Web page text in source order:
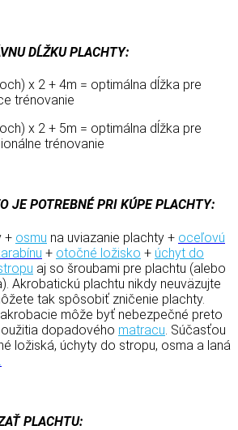
DĹŽKU PLACHTY:
x 2 + 4m = optimálna dĺžka pre
trénovanie
x 2 + 5m = optimálna dĺžka pre
trénovanie
JE POTREBNÉ PRI KÚPE PLACHTY:
+ osmu na uviazanie plachty + oceľovú
+ otočné ložisko + úchyt do
aj so šroubami pre plachtu (alebo
Akrobatickú plachtu nikdy neuväzujte
tak spôsobiť zničenie plachty.
môže byť nebezpečné preto
dopadového matracu . Súčasťou
ložiská, úchyty do stropu, osma a laná
PLACHTU: